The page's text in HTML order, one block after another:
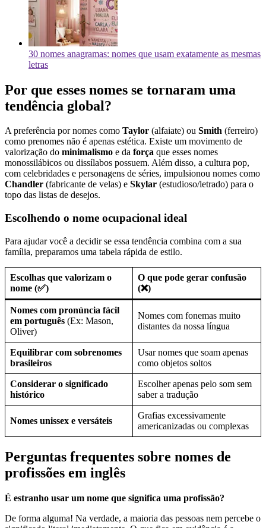
30 nomes anagramas: nomes que usam exatamente as mesmas
letras
Por que esses nomes se tornaram uma
tendência global?
A preferência por nomes como Taylor (alfaiate) ou Smith (ferreiro)
como prenomes não é apenas estética. Existe um movimento de
valorização do minimalismo e da força que esses nomes
monossilábicos ou dissílabos possuem. Além disso, a cultura pop,
com celebridades e personagens de séries, impulsionou nomes como
Chandler (fabricante de velas) e Skylar (estudioso/letrado) para o
topo das listas de desejos.
Escolhendo o nome ocupacional ideal
Para ajudar você a decidir se essa tendência combina com a sua
família, preparamos uma tabela rápida de estilo.
Escolhas que valorizam o
nome (✅)
O que pode gerar confusão
(❌)
Nomes com pronúncia fácil
em português (Ex: Mason,
Oliver)
Nomes com fonemas muito
distantes da nossa língua
Equilibrar com sobrenomes
brasileiros
Usar nomes que soam apenas
como objetos soltos
Considerar o significado
histórico
Escolher apenas pelo som sem
saber a tradução
Nomes unissex e versáteis
Grafias excessivamente
americanizadas ou complexas
Perguntas frequentes sobre nomes de
profissões em inglês
É estranho usar um nome que significa uma profissão?
De forma alguma! Na verdade, a maioria das pessoas nem percebe o